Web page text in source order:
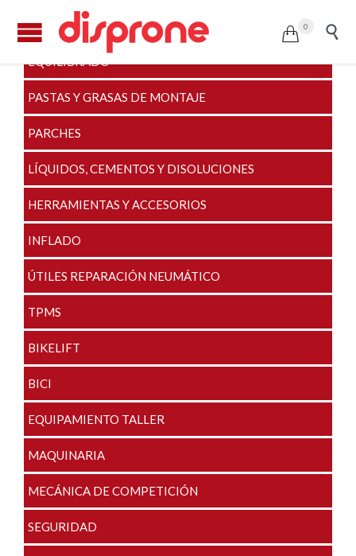
 0 
VÁLVULAS Y ALARGADERAS
EQUILIBRADO
PASTAS Y GRASAS DE MONTAJE
PARCHES
LÍQUIDOS, CEMENTOS Y DISOLUCIONES
HERRAMIENTAS Y ACCESORIOS
INFLADO
ÚTILES REPARACIÓN NEUMÁTICO
TPMS
BIKELIFT
BICI
EQUIPAMIENTO TALLER
MAQUINARIA
MECÁNICA DE COMPETICIÓN
SEGURIDAD